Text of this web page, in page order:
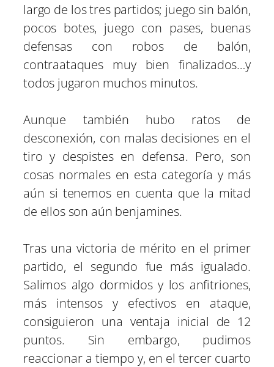
largo de los tres partidos; juego sin balón,
pocos botes, juego con pases, buenas
defensas con robos de balón,
contraataques muy bien finalizados…y
todos jugaron muchos minutos.
Aunque también hubo ratos de
desconexión, con malas decisiones en el
tiro y despistes en defensa. Pero, son
cosas normales en esta categoría y más
aún si tenemos en cuenta que la mitad
de ellos son aún benjamines.
Tras una victoria de mérito en el primer
partido, el segundo fue más igualado.
Salimos algo dormidos y los anfitriones,
más intensos y efectivos en ataque,
consiguieron una ventaja inicial de 12
puntos. Sin embargo, pudimos
reaccionar a tiempo y, en el tercer cuarto